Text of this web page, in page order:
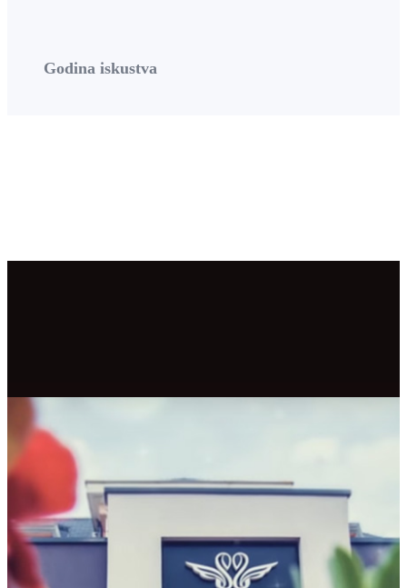
Godina iskustva